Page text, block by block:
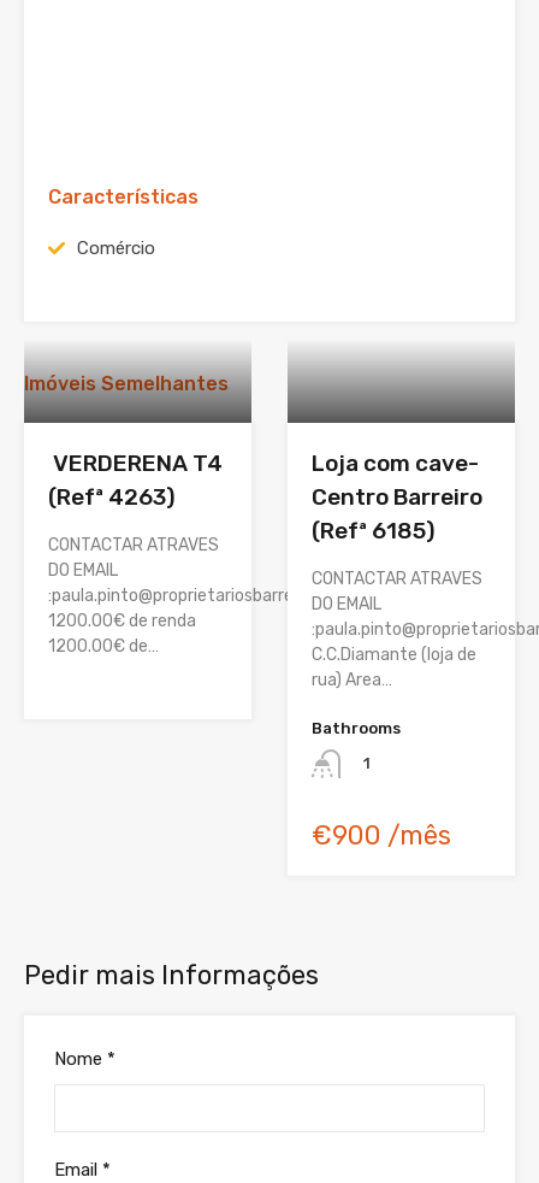
Características
Comércio
Imóveis Semelhantes
VERDERENA T4
(Refª 4263)
CONTACTAR ATRAVES
DO EMAIL
:paula.pinto@proprietariosbarreiro.pt
1200.00€ de renda
1200.00€ de…
Loja com cave-
Centro Barreiro
(Refª 6185)
CONTACTAR ATRAVES
DO EMAIL
C.C.Diamante (loja de
rua) Area…
Bathrooms
1
€900 /mês
Pedir mais Informações
Nome *
Email *